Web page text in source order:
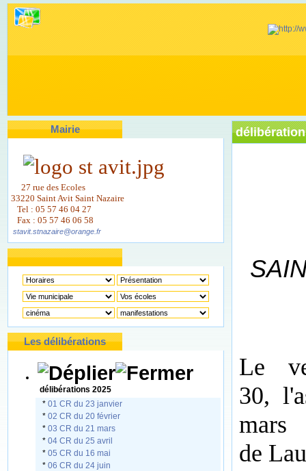
Mairie
27 rue des Ecoles
33220 Saint Avit Saint Nazaire
Tel : 05 57 46 04 27
Fax : 05 57 46 06 58
stavit.stnazaire@orange.fr
Les délibérations
délibérations 2025
* 01 CR du 23 janvier
* 02 CR du 20 février
* 03 CR du 21 mars
* 04 CR du 25 avril
* 05 CR du 16 mai
* 06 CR du 24 juin
Le
30,
mars
de